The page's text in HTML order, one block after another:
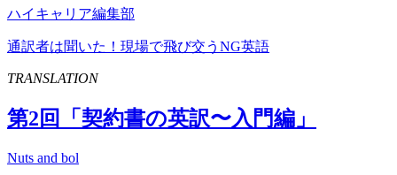
ハイキャリア編集部
通訳者は聞いた！現場で飛び交うNG英語
TRANSLATION
第2回「契約書の英訳〜入門編」
Nuts and bol